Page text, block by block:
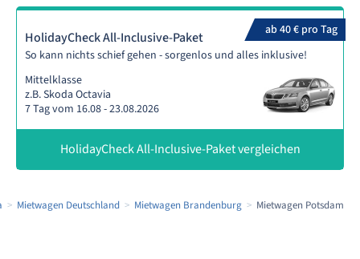
ab 40 € pro Tag
HolidayCheck All-Inclusive-Paket
So kann nichts schief gehen - sorgenlos und alles inklusive!
Mittelklasse
z.B. Skoda Octavia
7 Tag vom 16.08 - 23.08.2026
HolidayCheck All-Inclusive-Paket vergleichen
Mietwagen Deutschland Mietwagen Brandenburg Mietwagen Potsdam